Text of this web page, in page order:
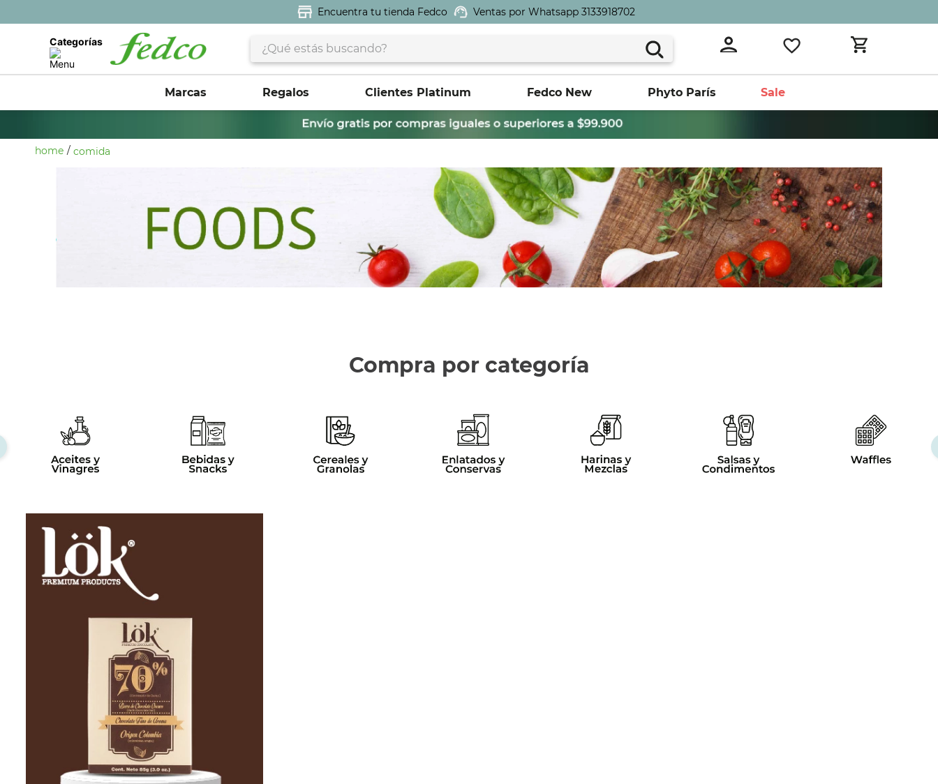
Encuentra tu tienda Fedco Ventas por Whatsapp 3133918702
Categorías ¿Qué estás buscando?
Marcas Regalos Clientes Platinum Fedco New Phyto París Sale
comida
Compra por categoría